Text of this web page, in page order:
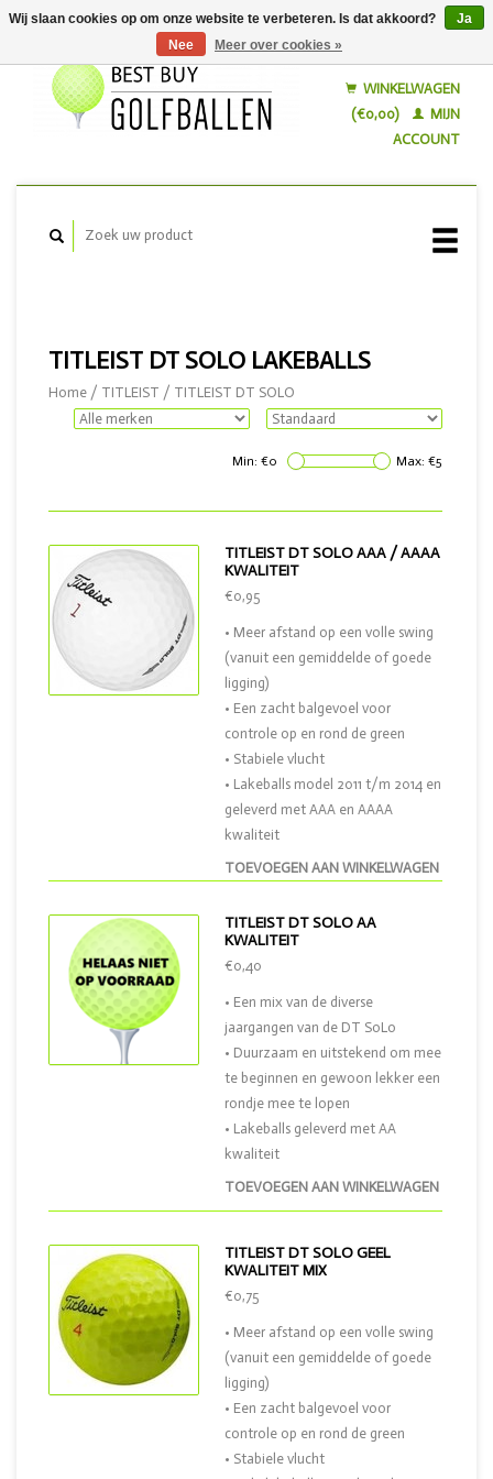
WINKELWAGEN
(€0,00)
MIJN
ACCOUNT
TITLEIST DT SOLO LAKEBALLS
Home / TITLEIST / TITLEIST DT SOLO
Min: €0 Max: €5
TITLEIST DT SOLO AAA / AAAA
KWALITEIT
TOEVOEGEN AAN WINKELWAGEN
€0,95
• Meer afstand op een volle swing
(vanuit een gemiddelde of goede
ligging)
• Een zacht balgevoel voor
controle op en rond de green
• Stabiele vlucht
• Lakeballs model 2011 t/m 2014 en
geleverd met AAA en AAAA
kwaliteit
TITLEIST DT SOLO AA
KWALITEIT
TOEVOEGEN AAN WINKELWAGEN
€0,40
• Een mix van de diverse
jaargangen van de DT SoLo
• Duurzaam en uitstekend om mee
te beginnen en gewoon lekker een
rondje mee te lopen
• Lakeballs geleverd met AA
kwaliteit
TITLEIST DT SOLO GEEL
KWALITEIT MIX
€0,75
• Meer afstand op een volle swing
(vanuit een gemiddelde of goede
ligging)
• Een zacht balgevoel voor
controle op en rond de green
• Stabiele vlucht
Wij slaan cookies op om onze website te verbeteren. Is dat akkoord?
Ja
Nee
Meer over cookies »